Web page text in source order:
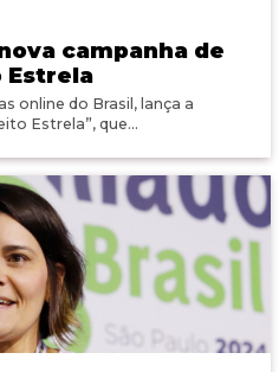
campanha de
online do Brasil, lança a
Estrela”, que...